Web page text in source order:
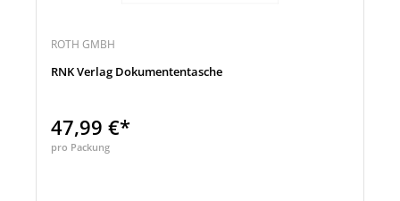
ROTH GMBH
RNK Verlag Dokumententasche
47,99 €*
pro Packung